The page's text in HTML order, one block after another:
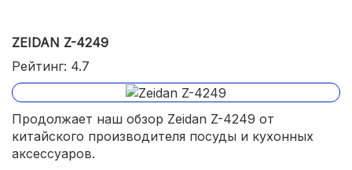
ZEIDAN Z-4249
Рейтинг: 4.7
Продолжает наш обзор Zeidan Z-4249 от
китайского производителя посуды и кухонных
аксессуаров.